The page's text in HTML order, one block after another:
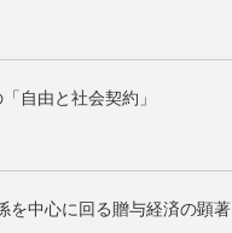
自由と社会契約」
を中心に回る贈与経済の顕著